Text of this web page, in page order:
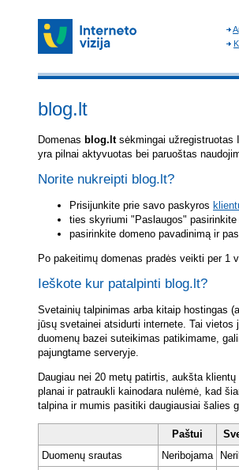
blog.lt
Domenas blog.ltsėkmingai užregistruotas
yra pilnai aktyvuotas bei paruoštas
Norite nukreipti blog.lt?
Prisijunkite prie savo paskyros
ties skyriumi "Paslaugos" pasirinkite
pasirinkite domeno pavadinimą ir
Po pakeitimų domenas pradės veikti per 1
Ieškote kur patalpinti blog.lt?
Svetainių talpinimas arba kitaip hostingas
jūsų svetainei atsidurti internete. Tai
duomenų bazei suteikimas patikimame,
pajungtame serveryje.
Daugiau nei 20 metų patirtis, aukšta
planai ir patraukli kainodara nulėmė, kad
talpina ir mumis pasitiki daugiausiai šalies
Paštui
Duomenų srautas
Neribojama